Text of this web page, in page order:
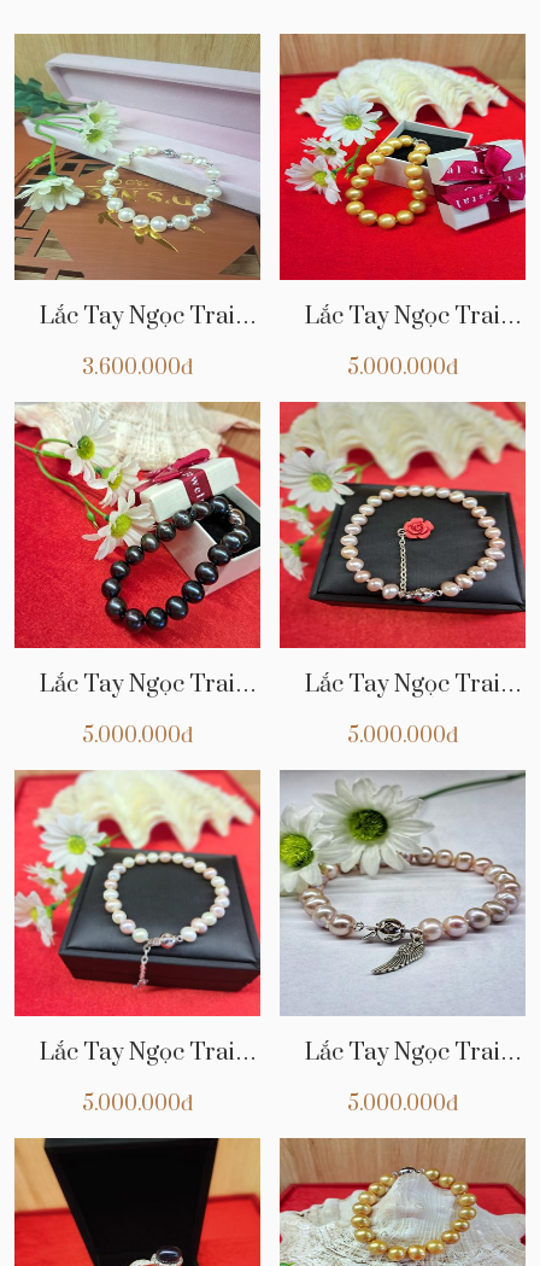
Lắc Tay Ngọc Trai
3.600.000đ
Lắc Tay Ngọc Trai
5.000.000đ
Lắc Tay Ngọc Trai
5.000.000đ
Lắc Tay Ngọc Trai
5.000.000đ
Lắc Tay Ngọc Trai
5.000.000đ
Lắc Tay Ngọc Trai
5.000.000đ